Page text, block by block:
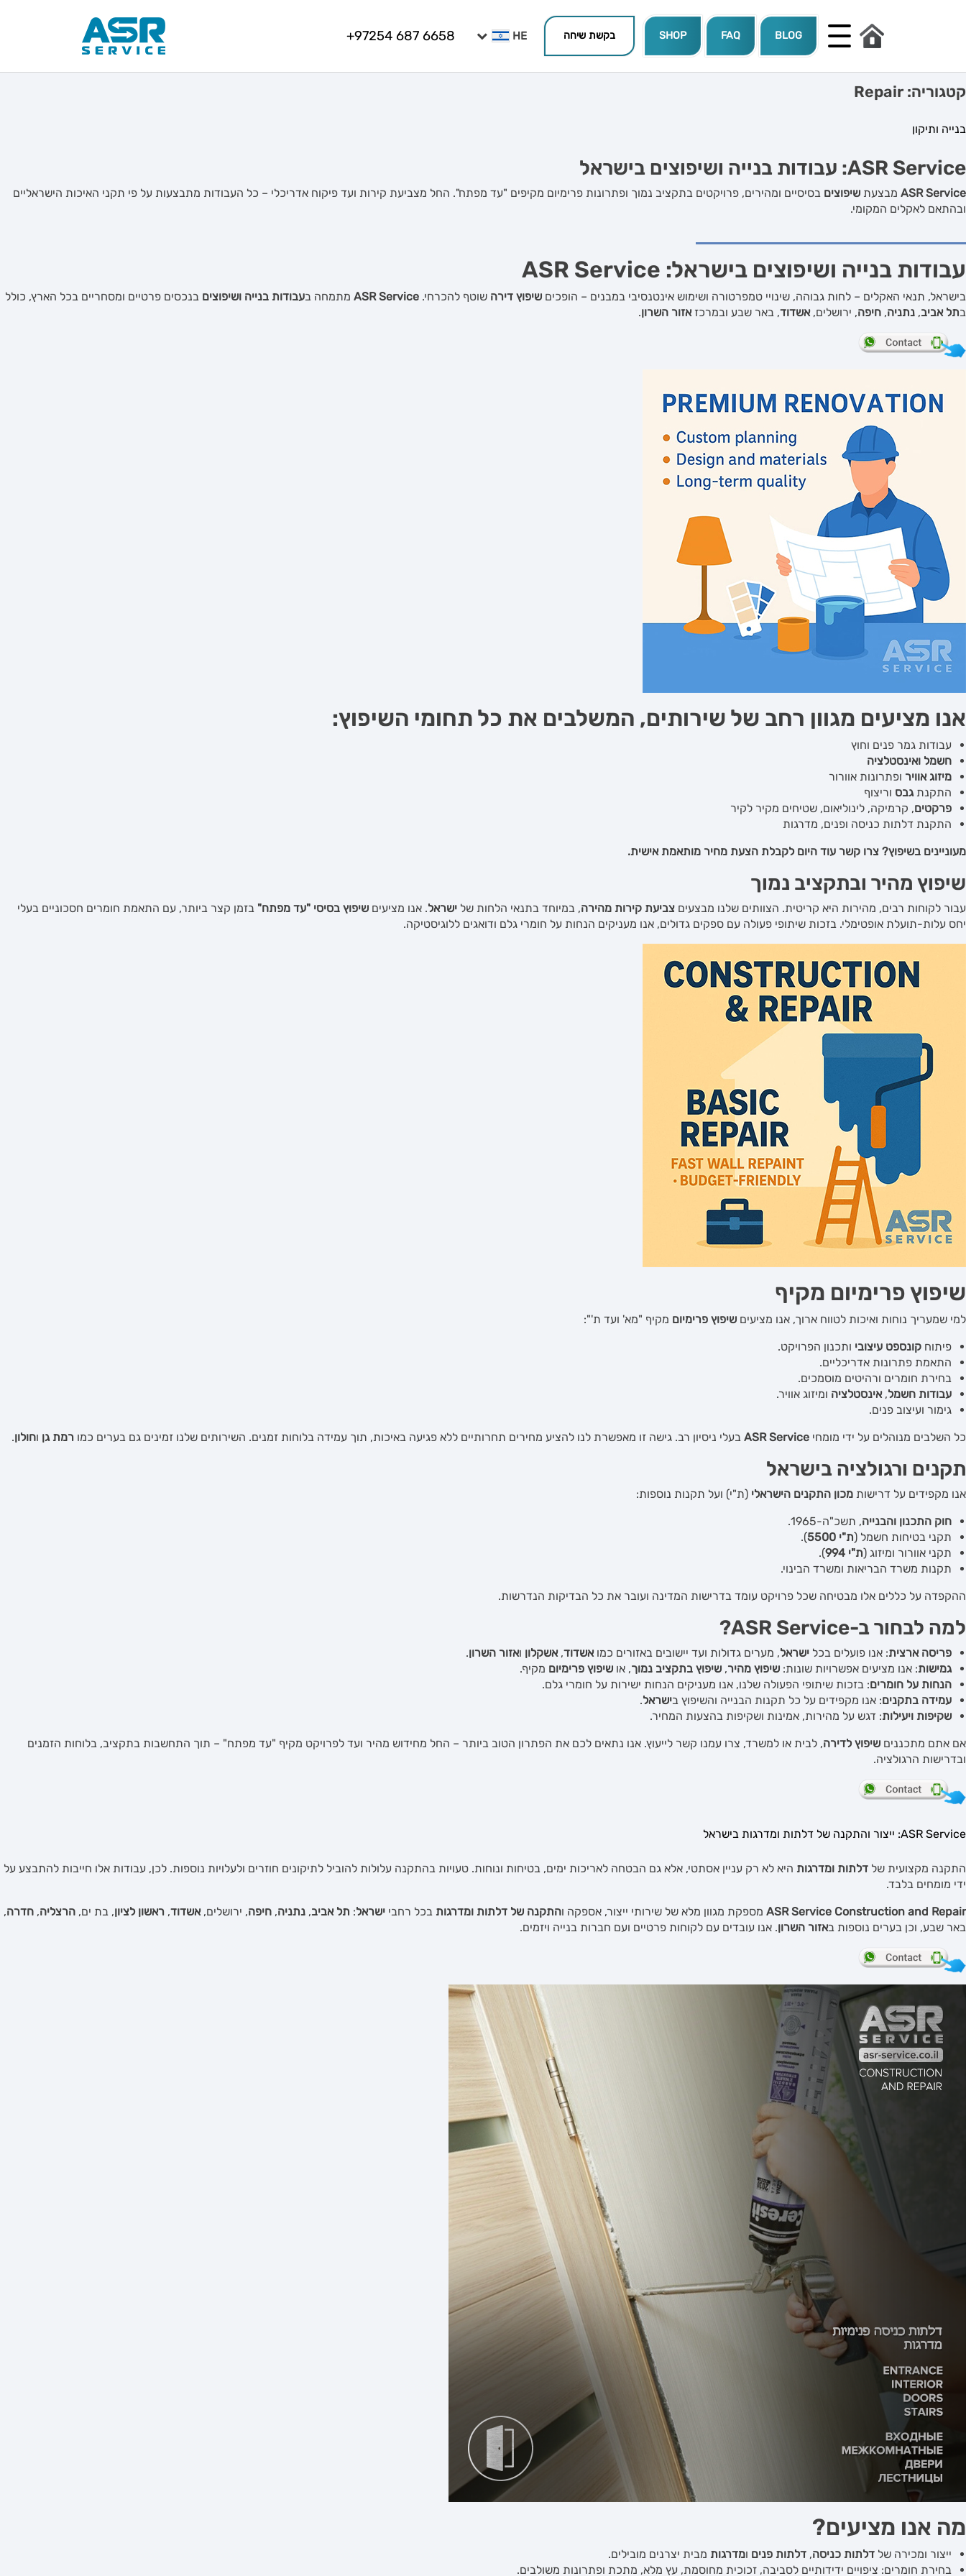
+97254 687 6658 בקשת שיחה BLOG
FAQ
SHOP
קטגוריה:Repair
בנייה ותיקון
ASR Service: עבודות בנייה ושיפוצים בישראל
ASR Service מבצעת שיפוצים בסיסיים ומהירים, פרויקטים בתקציב נמוך ופתרונות פרימיום מקיפים "עד מפתח". החל מצביעת קירות ועד פיקוח אדריכלי – כל העבודות מתבצעות על פי תקני האיכות הישראליים
ובהתאם לאקלים המקומי.
עבודות בנייה ושיפוצים בישראל: ASR Service
בישראל, תנאי האקלים – לחות גבוהה, שינויי טמפרטורה ושימוש אינטנסיבי במבנים – הופכים שיפוץ דירה שוטף להכרחי. ASR Service מתמחה בעבודות בנייה ושיפוצים בנכסים פרטיים ומסחריים בכל הארץ, כולל
בתל אביב, נתניה, חיפה, ירושלים,אשדוד, באר שבע ובמרכזאזור השרון.
אנו מציעים מגוון רחב של שירותים, המשלבים את כל תחומי השיפוץ:
עבודות גמר פנים וחוץ
חשמל ואינסטלציה
מיזוג אוויר ופתרונות אוורור
התקנתגבס וריצוף
פרקטים, קרמיקה, לינוליאום, שטיחים מקיר לקיר
התקנת דלתות כניסה ופנים, מדרגות
מעוניינים בשיפוץ? צרו קשר עוד היום לקבלת הצעת מחיר מותאמת אישית.
שיפוץ מהיר ובתקציב נמוך
עבור לקוחות רבים, מהירות היא קריטית. הצוותים שלנו מבצעים צביעת קירות מהירה, במיוחד בתנאי הלחות של ישראל. אנו מציעים שיפוץ בסיסי "עד מפתח" בזמן קצר ביותר, עם התאמת חומרים חסכוניים בעלי
יחס עלות-תועלת אופטימלי. בזכות שיתופי פעולה עם ספקים גדולים, אנו מעניקים הנחות על חומרי גלם ודואגים ללוגיסטיקה.
שיפוץ פרימיום מקיף
למי שמעריך נוחות ואיכות לטווח ארוך, אנו מציעים שיפוץ פרימיום מקיף "מא' ועד ת'":
פיתוח קונספט עיצובי ותכנון הפרויקט.
התאמת פתרונות אדריכליים.
בחירת חומרים ורהיטים מוסמכים.
עבודות חשמל,אינסטלציה ומיזוג אוויר.
גימור ועיצוב פנים.
כל השלבים מנוהלים על ידי מומחי ASR Service בעלי ניסיון רב. גישה זו מאפשרת לנו להציע מחירים תחרותיים ללא פגיעה באיכות, תוך עמידה בלוחות זמנים. השירותים שלנו זמינים גם בערים כמו רמת גן וחולון.
תקנים ורגולציה בישראל
אנו מקפידים על דרישות מכון התקנים הישראלי (ת"י) ועל תקנות נוספות:
חוק התכנון והבנייה, תשכ"ה-1965.
תקני בטיחות חשמל (ת"י 5500
).
תקני אוורור ומיזוג (ת"י 994
).
תקנות משרד הבריאות ומשרד הבינוי.
ההקפדה על כללים אלו מבטיחה שכל פרויקט עומד בדרישות המדינה ועובר את כל הבדיקות הנדרשות.
למה לבחור ב-ASR Service
?
פריסה ארצית: אנו פועלים בכל ישראל, מערים גדולות ועד יישובים באזורים כמואשדוד,אשקלון ואזור השרון.
גמישות: אנו מציעים אפשרויות שונות: שיפוץ מהיר, שיפוץ בתקציב נמוך, או שיפוץ פרימיום מקיף.
הנחות על חומרים: בזכות שיתופי הפעולה שלנו, אנו מעניקים הנחות ישירות על חומרי גלם.
עמידה בתקנים: אנו מקפידים על כל תקנות הבנייה והשיפוץ בישראל.
שקיפות ויעילות: דגש על מהירות, אמינות ושקיפות בהצעות המחיר.
אם אתם מתכננים שיפוץ לדירה, לבית או למשרד, צרו עמנו קשר לייעוץ. אנו נתאים לכם את הפתרון הטוב ביותר – החל מחידוש מהיר ועד לפרויקט מקיף "עד מפתח" – תוך התחשבות בתקציב, בלוחות הזמנים
ובדרישות הרגולציה.
ASR Service: ייצור והתקנה של דלתות ומדרגות בישראל
התקנה מקצועית של דלתות ומדרגות היא לא רק עניין אסתטי, אלא גם הבטחה לאריכות ימים, בטיחות ונוחות. טעויות בהתקנה עלולות להוביל לתיקונים חוזרים ולעלויות נוספות. לכן, עבודות אלו חייבות להתבצע על
ידי מומחים בלבד.
ASR Service Construction and Repair מספקת מגוון מלא של שירותי ייצור, אספקה והתקנה של דלתות ומדרגות בכל רחבי ישראל: תל אביב, נתניה, חיפה, ירושלים,אשדוד, ראשון לציון, בת ים, הרצליה, חדרה,
באר שבע, וכן בערים נוספות באזור השרון. אנו עובדים עם לקוחות פרטיים ועם חברות בנייה ויזמים.
מה אנו מציעים?
ייצור ומכירה של דלתות כניסה, דלתות פנים ומדרגות מבית יצרנים מובילים.
בחירת חומרים: ציפויים ידידותיים לסביבה, זכוכית מחוסמת, עץ מלא, מתכת ופתרונות משולבים.